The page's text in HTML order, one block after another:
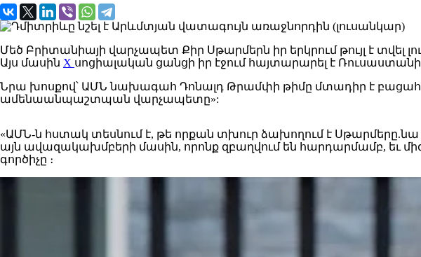
Մեծ Բրիտանիայի վարչապետ Ք իր Սթարմերն իր երկրում թույլ է տվել
Այս մասին X սոցիալական ցանցի իր էջում հայտարարել է
Նրա խոսքով՝ ԱՄՆ նախագահ Դոնալդ Թրամփի թիմը մտադիր է
ամենաանպաշտպան վարչապետը»:
«ԱՄՆ-ն հստակ տեսնում է, թե որքան տխուր ձախողում է
այն ավազակախմբերի մասին, որոնք զբաղվում են հարդարմամբ, եւ
գործիչը ։